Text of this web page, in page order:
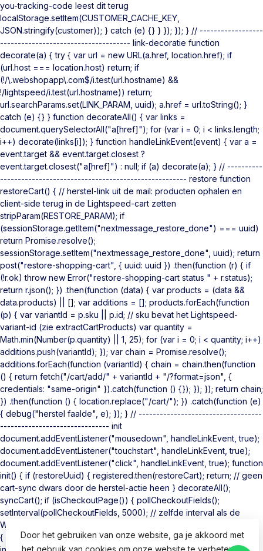
you-tracking-code leest dit terug
localStorage.setItem(CUSTOMER_CACHE_KEY,
JSON.stringify(customer)); } catch (e) {} } }); }); } // ------------------
------------------------------------- link-decoratie function
decorate(a) { try { var url = new URL(a.href, location.href); if
(url.host === location.host) return; if
(!/\.webshopapp\.com$/i.test(url.hostname) &&
!/lightspeed/i.test(url.hostname)) return;
url.searchParams.set(LINK_PARAM, uuid); a.href = url.toString(); }
catch (e) {} } function decorateAll() { var links =
document.querySelectorAll("a[href]"); for (var i = 0; i < links.length;
i++) decorate(links[i]); } function handleLinkEvent(event) { var a =
event.target && event.target.closest ?
event.target.closest("a[href]") : null; if (a) decorate(a); } // ----------
----------------------------------------------------- restore function
restoreCart() { // herstel-link uit de mail: producten ophalen en
client-side terug in de Lightspeed-cart zetten
stripParam(RESTORE_PARAM); if
(sessionStorage.getItem("nextmessage_restore_done") === uuid)
return Promise.resolve();
sessionStorage.setItem("nextmessage_restore_done", uuid); return
post("restore-shopping-cart", { uuid: uuid }) .then(function (r) { if
(!r.ok) throw new Error("restore-shopping-cart status " + r.status);
return r.json(); }) .then(function (data) { var products = (data &&
data.products) || []; var additions = []; products.forEach(function
(p) { var variantId = p.sku || p.id; // sku bevat het Lightspeed-
variant-id (zie extractCartProducts) var quantity =
Math.min(Number(p.quantity) || 1, 25); for (var i = 0; i < quantity; i++)
additions.push(variantId); }); var chain = Promise.resolve();
additions.forEach(function (variantId) { chain = chain.then(function
() { return fetch("/cart/add/" + variantId + "/?format=json", {
credentials: "same-origin" }).catch(function () {}); }); }); return chain;
}) .then(function () { location.replace("/cart/"); }) .catch(function (e)
{ debug("herstel faalde", e); }); } // -----------------------------------
------------------------------- init
document.addEventListener("mousedown", handleLinkEvent, true);
document.addEventListener("touchstart", handleLinkEvent, true);
document.addEventListener("click", handleLinkEvent, true); function
init() { if (restoreUuid) { registered.then(restoreCart); return; // geen
cart-sync dwars door de herstel-actie heen } decorateAll();
syncCart(); if (isCheckoutPage()) { pollCheckoutFields();
setInterval(pollCheckoutFields, 5000); // zelfde interval als de
WooCommerce-plugin } } if (document.readyState === "loading")
{ document.addEventListener("DOMContentLoaded", init); } else {
Door het gebruiken van onze website, ga je akkoord met
het gebruik van cookies om onze website te verbeteren.